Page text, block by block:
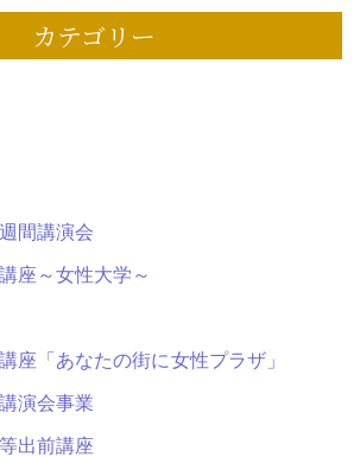
カテゴリー
間講演会
座～女性大学～
座「あなたの街に女性プラザ」
演会事業
出前講座